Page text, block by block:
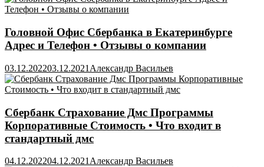
Головной Офис Сбербанка в Екатеринбурге
Адрес и Телефон • Отзывы о компании
03.12.202203.12.2021 Александр Васильев
Сбербанк Страхование Дмс Программы
Корпоративные Стоимость • Что входит в
стандартный дмс
04.12.202204.12.2021 Александр Васильев